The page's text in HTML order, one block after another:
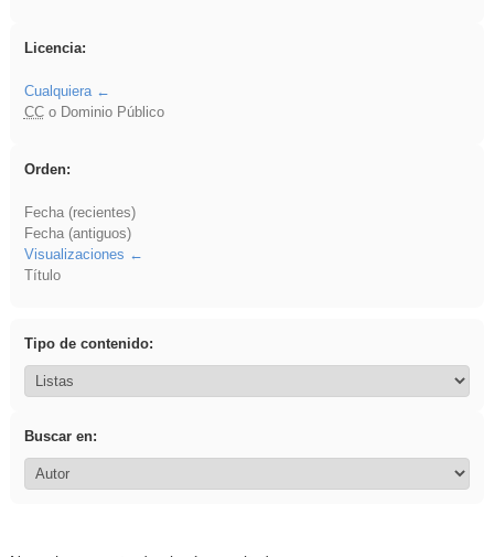
Licencia:
Cualquiera
CCo Dominio Público
Orden:
Fecha (recientes)
Fecha (antiguos)
Visualizaciones
Título
Tipo de contenido:
Buscar en: